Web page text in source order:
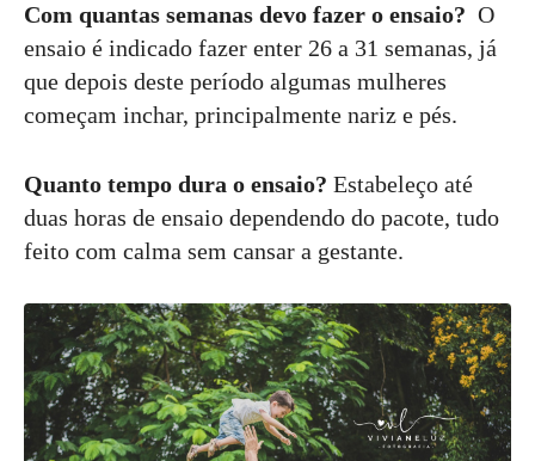
Com quantas semanas devo fazer o ensaio? O
ensaio é indicado fazer enter 26 a 31 semanas, já
que depois deste período algumas mulheres
começam inchar, principalmente nariz e pés.
Quanto tempo dura o ensaio? Estabeleço até
duas horas de ensaio dependendo do pacote, tudo
feito com calma sem cansar a gestante.